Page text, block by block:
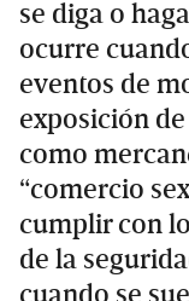
se diga o
ocurre
eventos de
exposición
como
“comercio
cumplir con
de la